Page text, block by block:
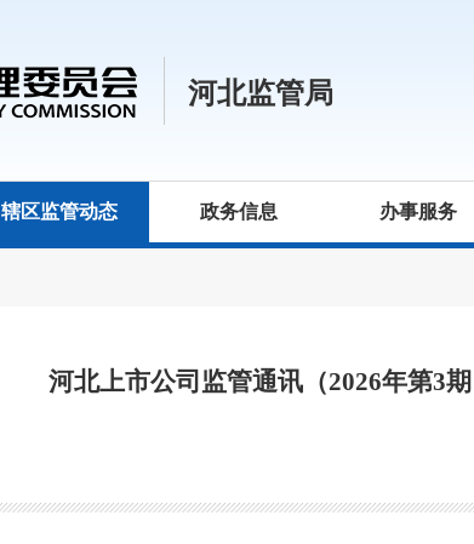
河北监管局
辖区监管动态 政务信息 办事服务
河北上市公司监管通讯（2026年第3期